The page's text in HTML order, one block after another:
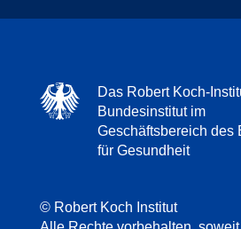
Das Robert Koch-
Bundesinstitut im
Geschäftsbereich des
für Gesundheit
© Robert Koch Institut